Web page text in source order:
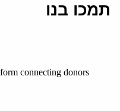
תמכו בנו